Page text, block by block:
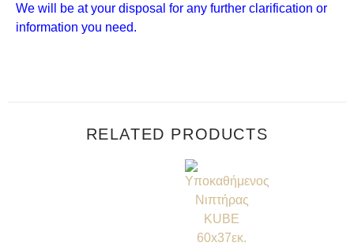
We will be at your disposal for any further clarification or
information you need.
RELATED PRODUCTS